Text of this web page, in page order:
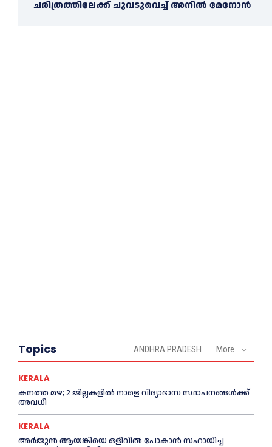
ചരിത്രത്തിലേക്ക് ചുവടുവെച്ച്‌ അനില്‍ മേനോൻ
Topics ANDHRA PRADESH More
KERALA
കനത്ത മഴ; 2 ജില്ലകളില്‍ നാളെ വിദ്യാഭാസ സ്ഥാപനങ്ങള്‍ക്ക്
അവധി
KERALA
അര്‍ജുന്‍ ആയങ്കിയെ ഒളിവില്‍ പോകാന്‍ സഹായിച്ച